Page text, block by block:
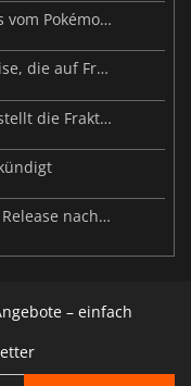
Beast of Reincarnation: Frischer Kurs vom Pokémon-Studio
Big Walk ist jetzt erhältlich – eine Reise, die auf Freundschaft basiert
Warhammer 40.000: Dawn of War 4 stellt die Fraktion der Necrons vor
Forsaken Realms: Vahrin’s Call feiert Release nach 10 Jahren
– einfach